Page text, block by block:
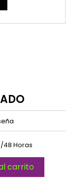
48 Horas
carrito